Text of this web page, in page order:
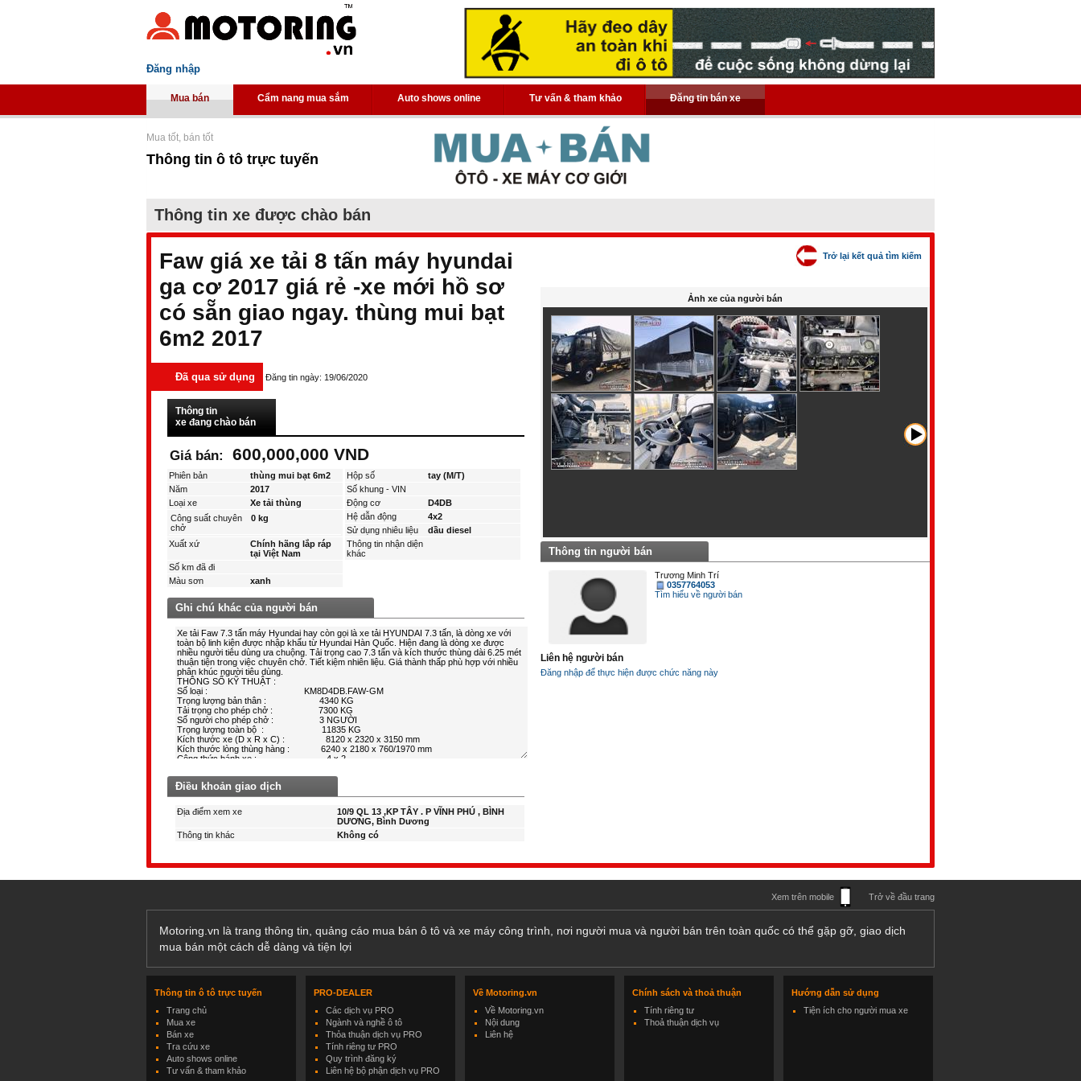
Đăng nhập
Mua bán Cẩm nang mua sắm Auto shows online Tư vấn & tham khảo Đăng tin bán xe
Mua tốt, bán tốt
Thông tin ô tô trực tuyến
Thông tin xe được chào bán
Faw giá xe tải 8 tấn máy hyundai
ga cơ 2017 giá rẻ -xe mới hồ sơ
có sẵn giao ngay. thùng mui bạt
6m2 2017
Đã qua sử dụng Đăng tin ngày: 19/06/2020
Thông tin
xe đang chào bán
Giá bán: 600,000,000 VND
Phiên bản
thùng mui bạt 6m2
Năm
2017
Loại xe
Xe tải thùng
Công suất chuyên
chở
0 kg
Xuất xứ
Chính hãng lắp ráp
tại Việt Nam
Số km đã đi
Màu sơn
xanh
Hộp số
tay (M/T)
Số khung - VIN
Động cơ
D4DB
Hệ dẫn động
4x2
Sử dụng nhiêu liệu
dầu diesel
Thông tin nhận diện
khác
Ghi chú khác của người bán
Điều khoản giao dịch
Địa điểm xem xe
10/9 QL 13 ,KP TÂY . P VĨNH PHÚ , BÌNH
DƯƠNG, Bình Dương
Thông tin khác
Không có
Trở lại kết quả tìm kiếm
Ảnh xe của người bán
Thông tin người bán
Trương Minh Trí
0357764053
Tìm hiểu về người bán
Liên hệ người bán
Đăng nhập để thực hiện được chức năng này
Xem trên mobile Trở về đầu trang
Motoring.vn là trang thông tin, quảng cáo mua bán ô tô và xe máy công trình, nơi người mua và người bán trên toàn quốc có thể gặp gỡ, giao dịch
mua bán một cách dễ dàng và tiện lợi
Thông tin ô tô trực tuyến
Trang chủ
Mua xe
Bán xe
Tra cứu xe
Auto shows online
Tư vấn & tham khảo
PRO-DEALER
Các dịch vụ PRO
Ngành và nghề ô tô
Thỏa thuận dịch vụ PRO
Tính riêng tư PRO
Quy trình đăng ký
Liên hệ bộ phận dịch vụ PRO
Về Motoring.vn
Về Motoring.vn
Nội dung
Liên hệ
Chính sách và thoả thuận
Tính riêng tư
Thoả thuận dịch vụ
Hướng dẫn sử dụng
Tiện ích cho người mua xe